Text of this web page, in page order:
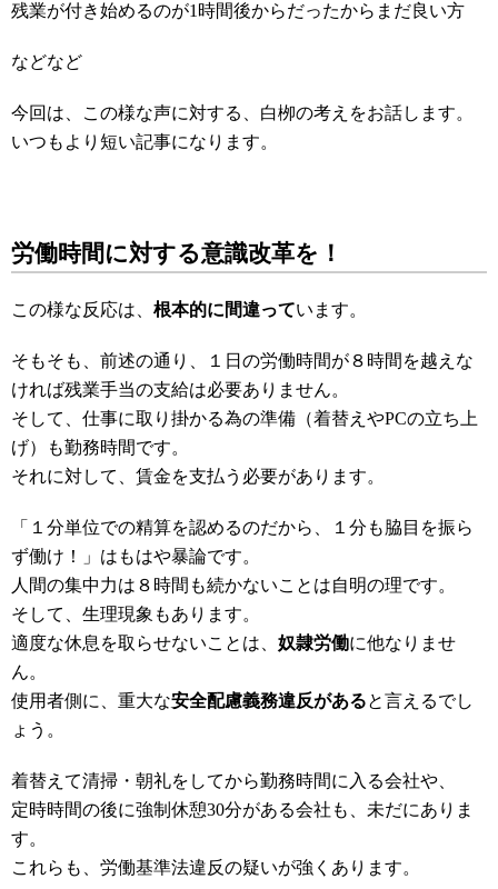
残業が付き始めるのが1時間後からだったからまだ良い方
などなど
今回は、この様な声に対する、白栁の考えをお話します。
いつもより短い記事になります。
労働時間に対する意識改革を！
この様な反応は、 根本的に間違っています。
そもそも、前述の通り、１日の労働時間が８時間を越えな
ければ残業手当の支給は必要ありません。
そして、仕事に取り掛かる為の準備（着替えやPCの立ち上
げ）も勤務時間です。
それに対して、賃金を支払う必要があります。
「１分単位での精算を認めるのだから、１分も脇目を振ら
ず働け！」はもはや暴論です。
人間の集中力は８時間も続かないことは自明の理です。
そして、生理現象もあります。
適度な休息を取らせないことは、 奴隷労働に他なりませ
ん。
使用者側に、重大な安全配慮義務違反があると言えるでし
ょう。
着替えて清掃・朝礼をしてから勤務時間に入る会社や、
定時時間の後に強制休憩30分がある会社も、未だにありま
す。
これらも、労働基準法違反の疑いが強くあります。